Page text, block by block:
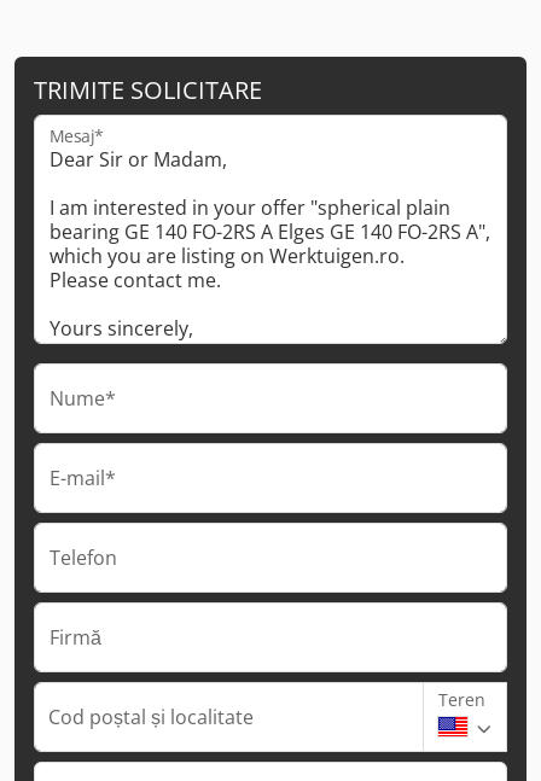
TRIMITE SOLICITARE
Mesaj*
Nume*
E-mail*
Telefon
Firmă
Cod poștal și localitate
Teren